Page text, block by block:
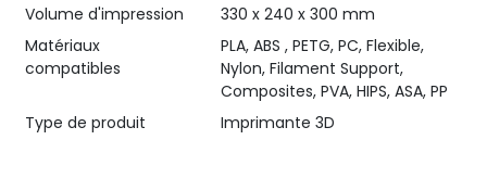
Volume d'impression
330 x 240 x 300 mm
Matériaux
compatibles
PLA, ABS , PETG, PC, Flexible,
Nylon, Filament Support,
Composites, PVA, HIPS, ASA, PP
Type de produit
Imprimante 3D